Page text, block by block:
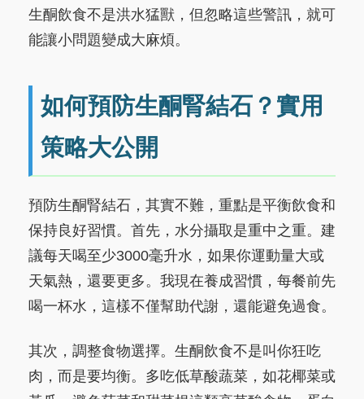
生酮飲食不是洪水猛獸，但忽略這些警訊，就可
能讓小問題變成大麻煩。
如何預防生酮腎結石？實用
策略大公開
預防生酮腎結石，其實不難，重點是平衡飲食和
保持良好習慣。首先，水分攝取是重中之重。建
議每天喝至少3000毫升水，如果你運動量大或
天氣熱，還要更多。我現在養成習慣，每餐前先
喝一杯水，這樣不僅幫助代謝，還能避免過食。
其次，調整食物選擇。生酮飲食不是叫你狂吃
肉，而是要均衡。多吃低草酸蔬菜，如花椰菜或